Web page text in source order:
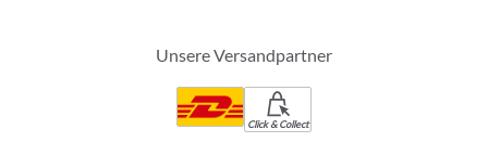
Unsere Versandpartner
Click & Collect